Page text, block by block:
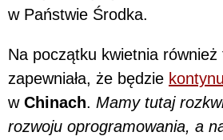
w Państwie Środka.
Na początku kwietnia
zapewniała, że będzie
w Chinach. Mamy tutaj
rozwoju oprogramowania, a